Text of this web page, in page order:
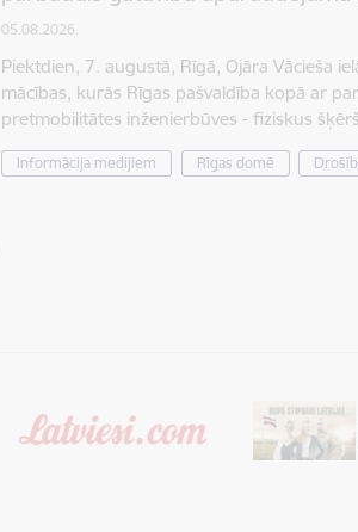
05.08.2026.
Piektdien, 7. augustā, Rīgā, Ojāra Vācieša
mācības, kurās Rīgas pašvaldība kopā ar
pretmobilitātes inženierbūves - fiziskus
Informācija medijiem Rīgas domē